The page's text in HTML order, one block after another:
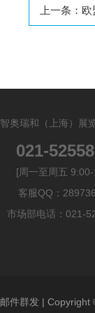
上一条： 欧
智奥瑞和（上海）展
021-
[周一至周五
客服QQ：
市场部电话：021-
邮件群发 | Copyright